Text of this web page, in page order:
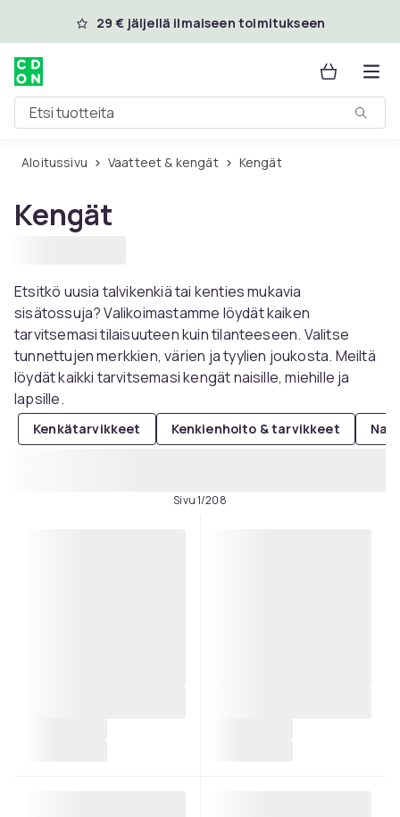
Ohita ja siirry pääsisältöön
29 € jäljellä ilmaiseen toimitukseen
Etsi tuotteita
Aloitussivu Vaatteet & kengät Kengät
Kengät
Etsitkö uusia talvikenkiä tai kenties mukavia
sisätossuja? Valikoimastamme löydät kaiken
tarvitsemasi tilaisuuteen kuin tilanteeseen. Valitse
tunnettujen merkkien, värien ja tyylien joukosta. Meiltä
löydät kaikki tarvitsemasi kengät naisille, miehille ja
lapsille.
Kenkätarvikkeet Kenkienhoito & tarvikkeet
Sivu 1/208